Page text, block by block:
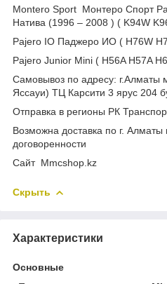
Montero Sport Монтеро Спорт
Натива (1996 – 2008 ) ( K94W
Pajero IO Паджеро ИО ( H76W
Pajero Junior Mini ( H56A H57A
Самовывоз по адресу: г.Алматы
Яссауи) ТЦ Карсити 3 ярус 204
Отправка в регионы РК
Возможна доставка по г. Алматы
договоренности
Cайт Mmcshop.kz
Скрыть
Характеристики
Основные